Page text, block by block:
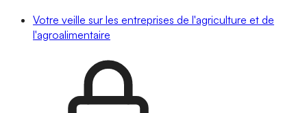
Votre veille sur les entreprises de l'agriculture et de
l'agroalimentaire